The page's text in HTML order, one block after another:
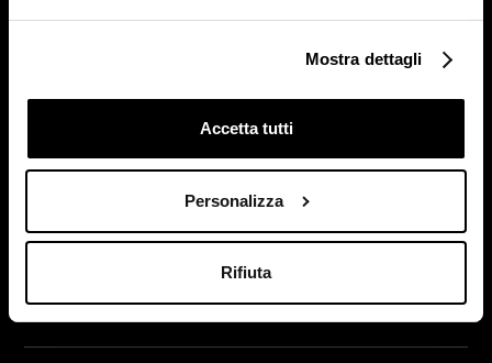
Mostra dettagli
Accetta tutti
Personalizza
Rifiuta